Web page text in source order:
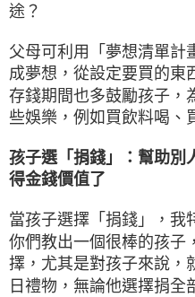
途？
父母可利用「夢想清單計
成夢想，從設定要買的東
存錢期間也多鼓勵孩子，
些娛樂，例如買飲料喝、
孩子選「捐錢」：幫助別
得金錢價值了
當孩子選擇「捐錢」，我
你們教出一個很棒的孩子
擇，尤其是對孩子來說，
日禮物，無論他選擇捐全